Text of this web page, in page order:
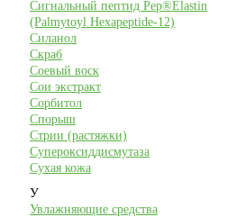
Сигнальный пептид Pep®Elastin
(Palmytoyl Hexapeptide-12)
Силанол
Скраб
Соевый воск
Сои экстракт
Сорбитол
Спорыш
Стрии (растяжки)
Супероксиддисмутаза
Сухая кожа
У
Увлажняющие средства